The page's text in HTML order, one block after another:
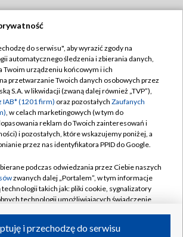
TVP
TVP
Cyfrowa
Regulamin TVP
Polityka prywatności
Moje zgody
Pomoc
Kontakt
Kanały
do serwisu", aby wyrazić zgody na
automatycznego śledzenia i zbierania danych,
Twoim urządzeniu końcowym i ich
przetwarzanie Twoich danych osobowych przez
S.A. w likwidacji (zwaną dalej również „TVP”),
IAB* (1201 firm) oraz pozostałych Zaufanych
, w celach marketingowych (w tym do
reklam do Twoich zainteresowań i
i pozostałych, które wskazujemy poniżej, a
przez nas identyfikatora PPID do Google.
podczas odwiedzania przez Ciebie naszych
zwanych dalej „Portalem”, w tym informacje
technologii takich jak: pliki cookie, sygnalizatory
technologii umożliwiających świadczenie
i przechodzę do serwisu